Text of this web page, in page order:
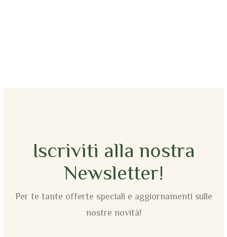
Iscriviti alla nostra
Newsletter!
Per te tante offerte speciali e aggiornamenti sulle
nostre novità!